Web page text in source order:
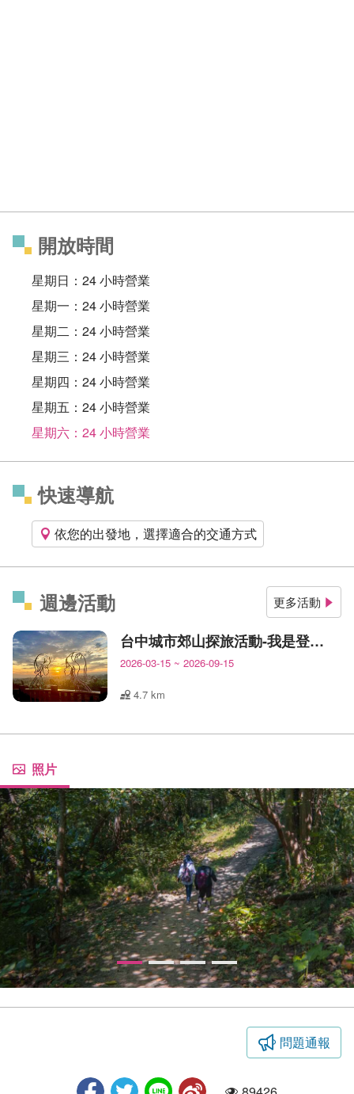
開放時間
星期日：24 小時營業
星期一：24 小時營業
星期二：24 小時營業
星期三：24 小時營業
星期四：24 小時營業
星期五：24 小時營業
星期六：24 小時營業
快速導航
依您的出發地，選擇適合的交通方式
週邊活動 更多活動
台中城市郊山探旅活動-我是登山王
2026-03-15 ~ 2026-09-15
4.7 km
照片
問題通報